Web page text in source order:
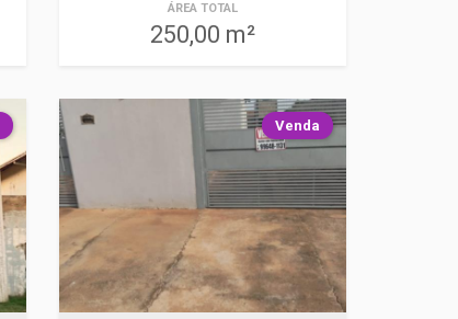
ÁREA TOTAL
250,00 m²
Venda